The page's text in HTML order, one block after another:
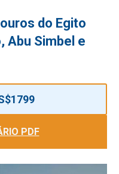
do Egito
Abu Simbel e
PDF